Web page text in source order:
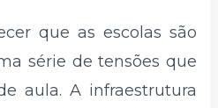
que as escolas são
série de tensões que
aula. A infraestrutura